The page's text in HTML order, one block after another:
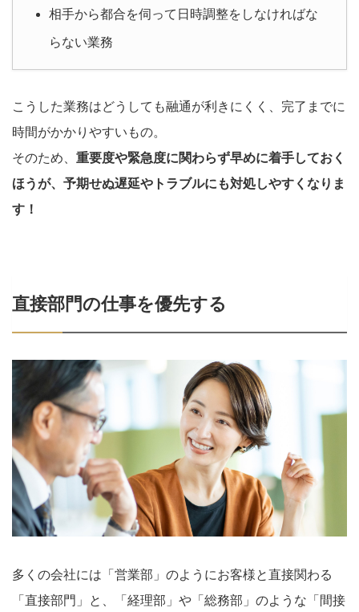
相手から都合を伺って日時調整をしなければな
らない業務
こうした業務はどうしても融通が利きにくく、完了までに
時間がかかりやすいもの。
そのため、 重要度や緊急度に関わらず早めに着手しておく
ほうが、予期せぬ遅延やトラブルにも対処しやすくなりま
す！
直接部門の仕事を優先する
多くの会社には「営業部」のようにお客様と直接関わる
「直接部門」と、「経理部」や「総務部」のような「間接